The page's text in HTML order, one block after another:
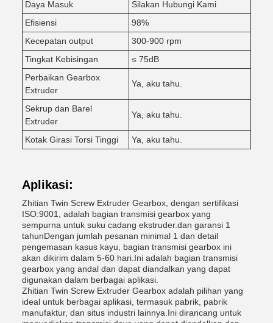
Daya Masuk
Silakan Hubungi Kami
Efisiensi
98%
Kecepatan output
300-900 rpm
Tingkat Kebisingan
≤ 75dB
Perbaikan Gearbox
Extruder
Ya, aku tahu.
Sekrup dan Barel
Extruder
Ya, aku tahu.
Kotak Girasi Torsi Tinggi Ya, aku tahu.
Aplikasi:
Zhitian Twin Screw Extruder Gearbox, dengan sertifikasi
ISO:9001, adalah bagian transmisi gearbox yang
sempurna untuk suku cadang ekstruder.dan garansi 1
tahunDengan jumlah pesanan minimal 1 dan detail
pengemasan kasus kayu, bagian transmisi gearbox ini
akan dikirim dalam 5-60 hari.Ini adalah bagian transmisi
gearbox yang andal dan dapat diandalkan yang dapat
digunakan dalam berbagai aplikasi.
Zhitian Twin Screw Extruder Gearbox adalah pilihan yang
ideal untuk berbagai aplikasi, termasuk pabrik, pabrik
manufaktur, dan situs industri lainnya.Ini dirancang untuk